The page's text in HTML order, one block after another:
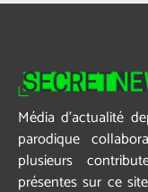
Média d’actualité
parodique
plusieurs
présentes sur ce